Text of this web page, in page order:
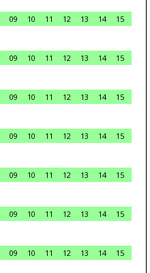
09 10 11 12 13 14
15
09 10 11 12 13 14
15
09 10 11 12 13 14
15
09 10 11 12 13 14
15
09 10 11 12 13 14
15
09 10 11 12 13 14
15
09 10 11 12 13 14
15